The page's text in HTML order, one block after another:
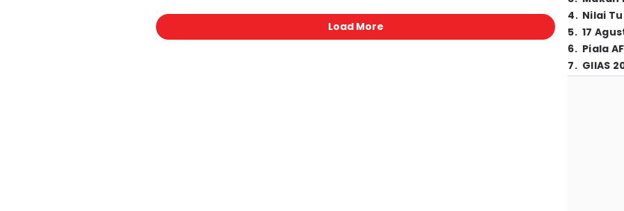
Load More
4. Nilai
5. 17
6. Piala
7. GIIAS